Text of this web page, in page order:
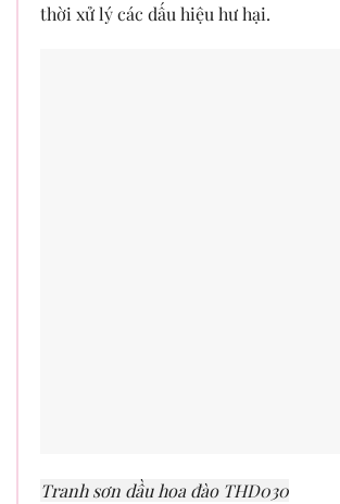
thời xử lý các dấu hiệu hư hại.
Tranh sơn dầu hoa đào THD030